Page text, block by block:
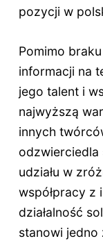
pozycji w
Pomimo
informacji na
jego talent i
najwyższą
innych
odzwierciedla
udziału w
współpracy z
działalność
stanowi jedno